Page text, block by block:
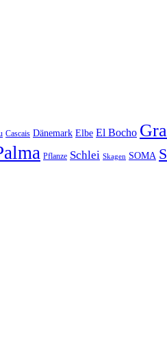
Cascais Dänemark Elbe El Bocho
Pflanze Schlei Skagen SOMA